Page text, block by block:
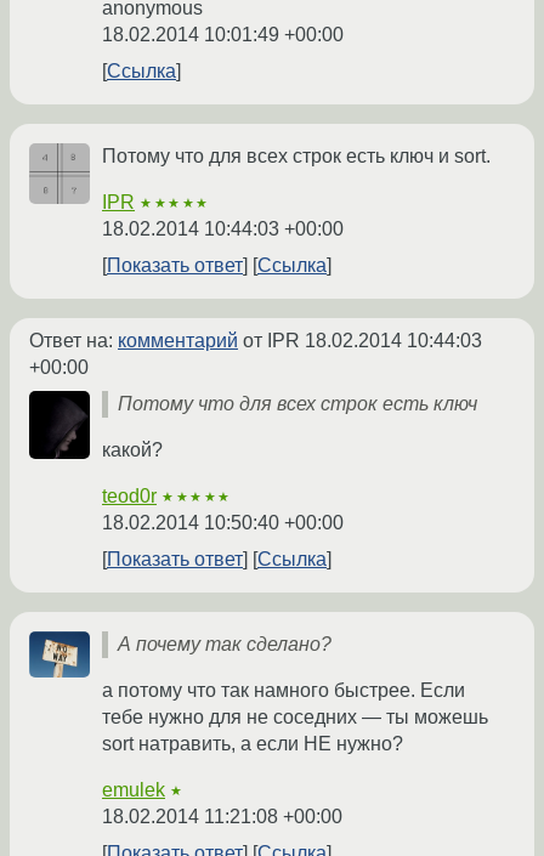
anonymous
18.02.2014 10:01:49 +00:00
Ссылка
Потому что для всех строк есть ключ и sort.
IPR ★★★★★
18.02.2014 10:44:03 +00:00
Показать ответ
Ссылка
Ответ на: комментарий от IPR 18.02.2014 10:44:03
+00:00
Потому что для всех строк есть ключ
какой?
teod0r ★★★★★
18.02.2014 10:50:40 +00:00
Показать ответ
Ссылка
А почему так сделано?
а потому что так намного быстрее. Если
тебе нужно для не соседних — ты можешь
sort натравить, а если НЕ нужно?
emulek ★
18.02.2014 11:21:08 +00:00